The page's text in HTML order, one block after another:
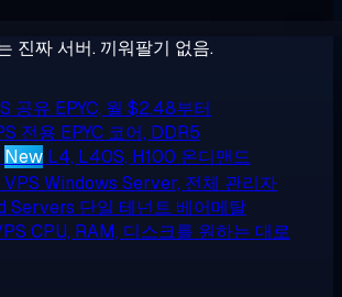
진짜 서버. 끼워팔기 없음.
공유 EPYC, 월 $2.48부터
전용 EPYC 코어, DDR5
New L4, L40S, H100 온디맨드
Windows Server, 전체 관리자
Servers 단일 테넌트 베어메탈
CPU, RAM, 디스크를 원하는 대로